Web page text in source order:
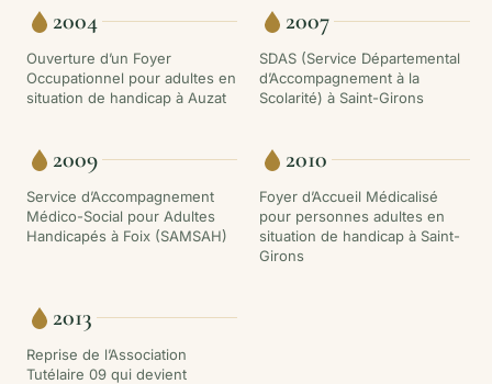
2004
Ouverture d’un Foyer
Occupationnel pour adultes en
situation de handicap à Auzat
2007
SDAS (Service Départemental
d’Accompagnement à la
Scolarité) à Saint-Girons
2009
Service d’Accompagnement
Médico-Social pour Adultes
Handicapés à Foix (SAMSAH)
2010
Foyer d’Accueil Médicalisé
pour personnes adultes en
situation de handicap à Saint-
Girons
2013
Reprise de l’Association
Tutélaire 09 qui devient